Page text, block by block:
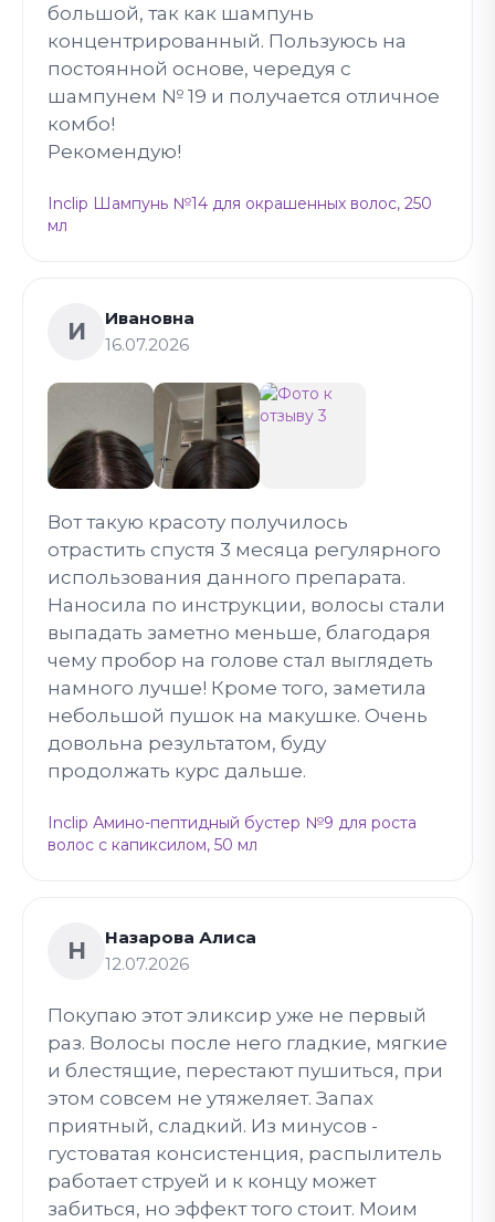
большой, так как шампунь
концентрированный. Пользуюсь на
постоянной основе, чередуя с
шампунем № 19 и получается отличное
комбо!
Рекомендую!
Inclip Шампунь №14 для окрашенных волос, 250
мл
И
Ивановна
16.07.2026
Вот такую красоту получилось
отрастить спустя 3 месяца регулярного
использования данного препарата.
Наносила по инструкции, волосы стали
выпадать заметно меньше, благодаря
чему пробор на голове стал выглядеть
намного лучше! Кроме того, заметила
небольшой пушок на макушке. Очень
довольна результатом, буду
продолжать курс дальше.
Inclip Амино-пептидный бустер №9 для роста
волос с капиксилом, 50 мл
Н
Назарова Алиса
12.07.2026
Покупаю этот эликсир уже не первый
раз. Волосы после него гладкие, мягкие
и блестящие, перестают пушиться, при
этом совсем не утяжеляет. Запах
приятный, сладкий. Из минусов -
густоватая консистенция, распылитель
работает струей и к концу может
забиться, но эффект того стоит. Моим